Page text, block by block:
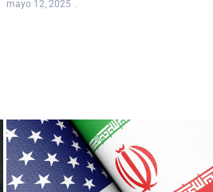
mayo 12, 2025